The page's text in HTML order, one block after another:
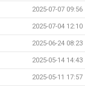
2025-07-07 09:56
2025-07-04 12:10
2025-06-24 08:23
2025-05-14 14:43
2025-05-11 17:57